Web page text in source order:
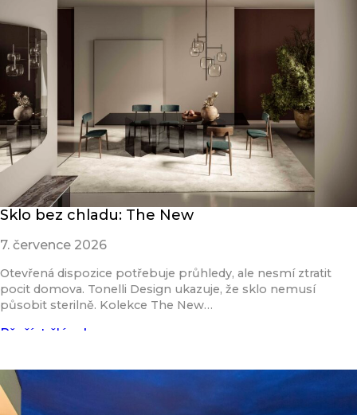
Sklo bez chladu: The New
7. července 2026
Otevřená dispozice potřebuje průhledy, ale nesmí ztratit
pocit domova. Tonelli Design ukazuje, že sklo nemusí
působit sterilně. Kolekce The New…
Přečíst článek